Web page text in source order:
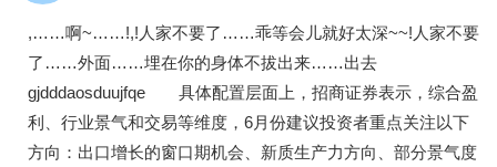
,……啊~……!,!人家不要了……乖等会儿就好太深~~!人家不要
了……外面……埋在你的身体不拔出来……出去
gjdddaosduujfqe 具体配置层面上，招商证券表示，综合盈
利、行业景气和交易等维度，6月份建议投资者重点关注以下
方向：出口增长的窗口期机会、新质生产力方向、部分景气度